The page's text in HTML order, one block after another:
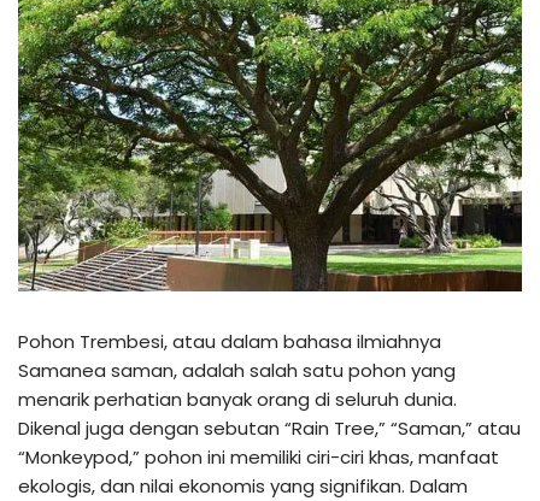
Pohon Trembesi, atau dalam bahasa ilmiahnya
Samanea saman, adalah salah satu pohon yang
menarik perhatian banyak orang di seluruh dunia.
Dikenal juga dengan sebutan “Rain Tree,” “Saman,” atau
“Monkeypod,” pohon ini memiliki ciri-ciri khas, manfaat
ekologis, dan nilai ekonomis yang signifikan. Dalam